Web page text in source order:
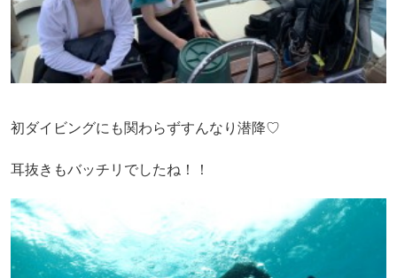
初ダイビングにも関わらずすんなり潜降♡
耳抜きもバッチリでしたね！！